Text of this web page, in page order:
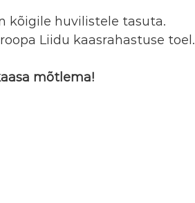
kõigile huvilistele tasuta.
Liidu kaasrahastuse toel.
mõtlema!